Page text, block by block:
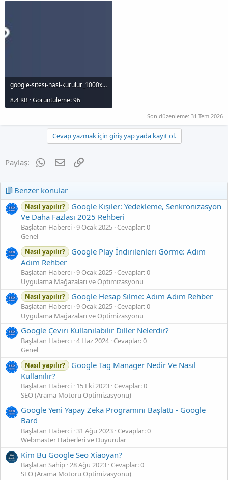
google-sitesi-nasl-kurulur_1000x120.jpg
8.4 KB · Görüntüleme: 96
Son düzenleme: 31 Tem 2026
Cevap yazmak için giriş yap yada kayıt ol.
Paylaş: WhatsApp
E-posta
Benzer konular
Nasıl yapılır?
Google Kişiler: Yedekleme, Senkronizasyon
Ve Daha Fazlası 2025 Rehberi
Başlatan Haberci 9 Ocak 2025 Cevaplar: 0
Genel
Nasıl yapılır?
Google Play İndirilenleri Görme: Adım
Adım Rehber
Başlatan Haberci 9 Ocak 2025 Cevaplar: 0
Uygulama Mağazaları ve Optimizasyonu
Nasıl yapılır? Google Hesap Silme: Adım Adım Rehber
Başlatan Haberci 9 Ocak 2025 Cevaplar: 0
Uygulama Mağazaları ve Optimizasyonu
Google Çeviri Kullanılabilir Diller Nelerdir?
Başlatan Haberci 4 Haz 2024 Cevaplar: 0
Genel
Nasıl yapılır?
Google Tag Manager Nedir Ve Nasıl
Kullanılır?
Başlatan Haberci 15 Eki 2023 Cevaplar: 0
SEO (Arama Motoru Optimizasyonu)
Google Yeni Yapay Zeka Programını Başlattı - Google
Bard
Başlatan Haberci 31 Ağu 2023 Cevaplar: 0
Webmaster Haberleri ve Duyurular
Kim Bu Google Seo Xiaoyan?
Başlatan Sahip 28 Ağu 2023 Cevaplar: 0
SEO (Arama Motoru Optimizasyonu)